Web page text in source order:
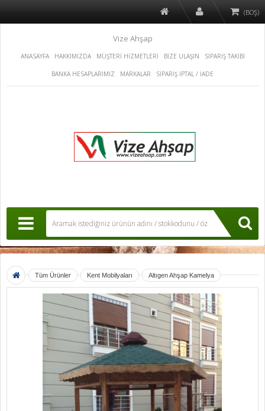
(BOŞ)
Vize Ahşap
ANASAYFA HAKKIMIZDA MÜŞTERİ HİZMETLERİ BİZE ULAŞIN SİPARİŞ TAKİBİ
BANKA HESAPLARIMIZ MARKALAR SİPARİŞ İPTAL / İADE
Tüm Ürünler Kent Mobilyaları Altıgen Ahşap Kamelya